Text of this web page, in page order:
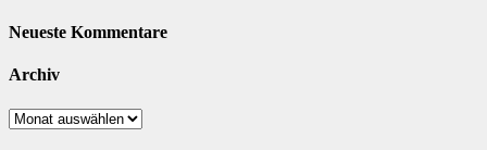
Neueste Kommentare
Archiv
Archiv